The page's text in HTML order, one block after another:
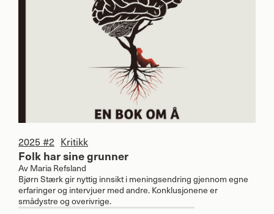
2025 #2 Kritikk
Folk har sine grunner
Av Maria Refsland
Bjørn Stærk gir nyttig innsikt i meningsendring gjennom egne
erfaringer og intervjuer med andre. Konklusjonene er
smådystre og overivrige.